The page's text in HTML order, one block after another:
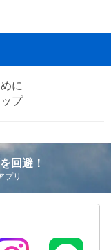
に
プ
回避！
プリ